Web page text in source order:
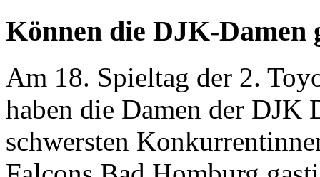
Können die DJK-Damen
Am 18. Spieltag der 2.
haben die Damen der DJK
schwersten